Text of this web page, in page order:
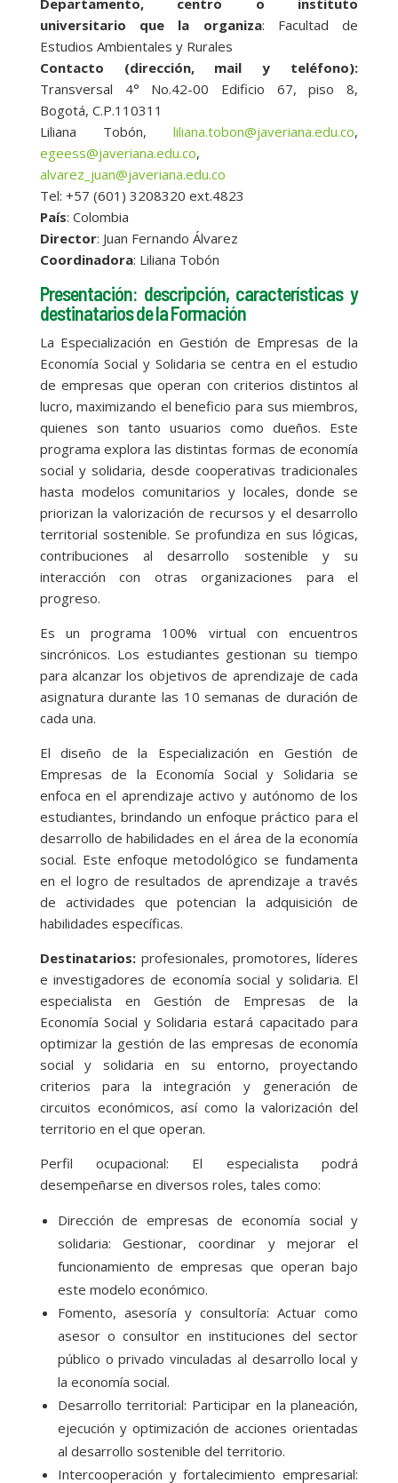
Departamento, centro o instituto
universitario que la organiza: Facultad de
Estudios Ambientales y Rurales
Contacto (dirección, mail y teléfono):
Transversal 4° No.42-00 Edificio 67, piso 8,
Bogotá, C.P.110311
Liliana Tobón,liliana.tobon@javeriana.edu.co,
egeess@javeriana.edu.co,
alvarez_juan@javeriana.edu.co
Tel: +57 (601) 3208320 ext.4823
País: Colombia
Director: Juan Fernando Álvarez
Coordinadora: Liliana Tobón
Presentación: descripción, características y
destinatarios de la Formación
La Especialización en Gestión de Empresas de la
Economía Social y Solidaria se centra en el estudio
de empresas que operan con criterios distintos al
lucro, maximizando el beneficio para sus miembros,
quienes son tanto usuarios como dueños. Este
programa explora las distintas formas de economía
social y solidaria, desde cooperativas tradicionales
hasta modelos comunitarios y locales, donde se
priorizan la valorización de recursos y el desarrollo
territorial sostenible. Se profundiza en sus lógicas,
contribuciones al desarrollo sostenible y su
interacción con otras organizaciones para el
progreso.
Es un programa 100% virtual con encuentros
sincrónicos. Los estudiantes gestionan su tiempo
para alcanzar los objetivos de aprendizaje de cada
asignatura durante las 10 semanas de duración de
cada una.
El diseño de la Especialización en Gestión de
Empresas de la Economía Social y Solidaria se
enfoca en el aprendizaje activo y autónomo de los
estudiantes, brindando un enfoque práctico para el
desarrollo de habilidades en el área de la economía
social. Este enfoque metodológico se fundamenta
en el logro de resultados de aprendizaje a través
de actividades que potencian la adquisición de
habilidades específicas.
Destinatarios: profesionales, promotores, líderes
e investigadores de economía social y solidaria. El
especialista en Gestión de Empresas de la
Economía Social y Solidaria estará capacitado para
optimizar la gestión de las empresas de economía
social y solidaria en su entorno, proyectando
criterios para la integración y generación de
circuitos económicos, así como la valorización del
territorio en el que operan.
Perfil ocupacional: El especialista podrá
desempeñarse en diversos roles, tales como:
Dirección de empresas de economía social y
solidaria: Gestionar, coordinar y mejorar el
funcionamiento de empresas que operan bajo
este modelo económico.
Fomento, asesoría y consultoría: Actuar como
asesor o consultor en instituciones del sector
público o privado vinculadas al desarrollo local y
la economía social.
Desarrollo territorial: Participar en la planeación,
ejecución y optimización de acciones orientadas
al desarrollo sostenible del territorio.
Intercooperación y fortalecimiento empresarial: